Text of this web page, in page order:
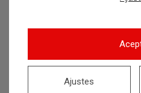
auxiliar administrativo
ayuntamiento
Ajustes